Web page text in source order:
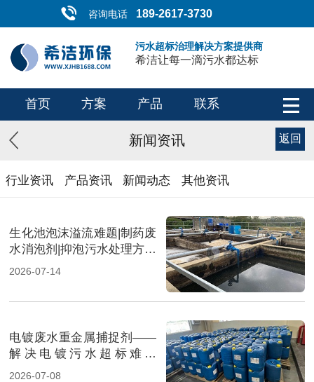
咨询电话 189-2617-3730
污水超标治理解决方案提供商
希洁让每一滴污水都达标
首页 方案 产品 联系
新闻资讯 返回
行业资讯 产品资讯 新闻动态 其他资讯
生化池泡沫溢流难题|制药废
水消泡剂|抑泡污水处理方案
（图）
2026-07-14
电镀废水重金属捕捉剂——
解决电镀污水超标难题
（图）
2026-07-08